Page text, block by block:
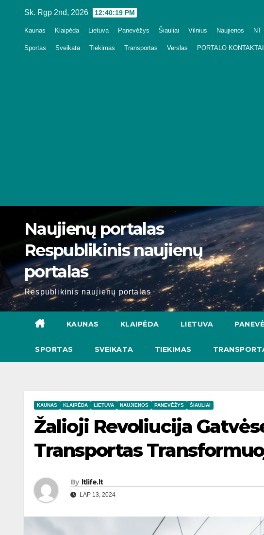
Sk. Rgp 2nd, 2026 12:40:21 PM
Kaunas Klaipėda Lietuva Panevėžys Šiauliai Vilnius Naujienos NT
Sportas Sveikata Tiekimas Transportas Verslas PORTALO KONTAKTAI
Naujienų portalas
Respublikinis naujienų
portalas
Respublikinis naujienų portalas
KAUNAS KLAIPĖDA LIETUVA
SPORTAS SVEIKATA TIEKIMAS
KAUNAS KLAIPĖDA LIETUVA NAUJIENOS PANEVĖŽYS ŠIAULIAI
Žalioji Revoliucija
Transportas
By ltlife.lt
LAP 13, 2024